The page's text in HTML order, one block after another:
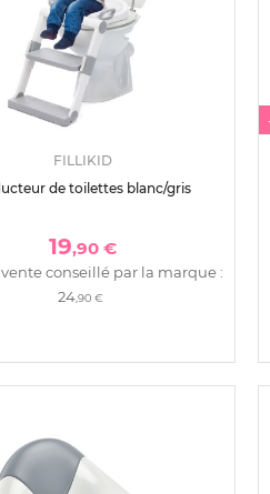
FILLIKID
de toilettes blanc/gris
19,90 €
conseillé par la marque :
24,90 €